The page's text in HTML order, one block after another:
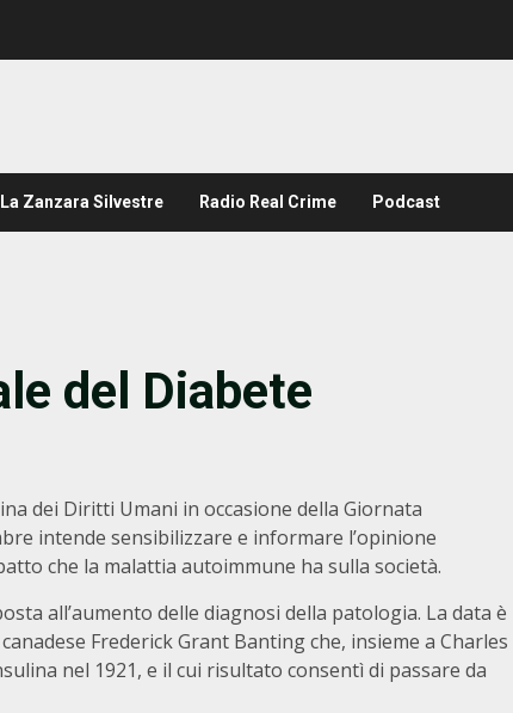
La Zanzara Silvestre Radio Real Crime Podcast
del Diabete
dei Diritti Umani in occasione della Giornata
intende sensibilizzare e informare l’opinione
che la malattia autoimmune ha sulla società.
all’aumento delle diagnosi della patologia. La data è
Frederick Grant Banting che, insieme a Charles
nel 1921, e il cui risultato consentì di passare da